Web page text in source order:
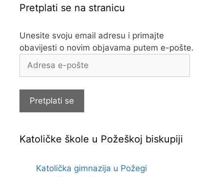
Pretplati se na stranicu
Unesite svoju email adresu i primajte
obavijesti o novim objavama putem e-pošte.
Adresa
Pretplati se
Katoličke škole u Požeškoj biskupiji
Katolička gimnazija u Požegi